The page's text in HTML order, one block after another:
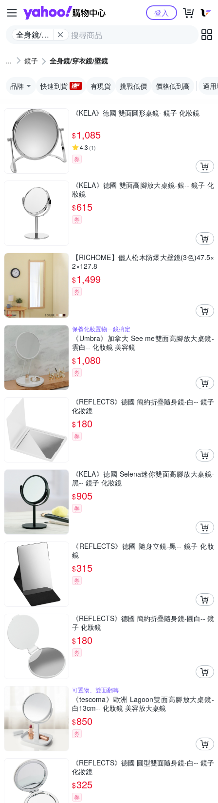
Yahoo購物中心
全身鏡/穿
登入
鏡子 全身鏡/穿衣鏡/壁鏡
品牌 快速到貨 有現貨 挑戰低價 價格低到高 適
《KELA》德國 雙面圓形桌鏡- 鏡子 化妝鏡
$1,085
4.3 (1)
券
《KELA》德國 雙面高腳放大桌鏡-銀-- 鏡子 化
妝鏡
$615
券
【RICHOME】儷人松木防爆大壁鏡(3色)47.5×
2×127.8
$1,499
券
保養化妝置物一鏡搞定
《Umbra》加拿大 See me雙面高腳放大桌鏡-
雲白-- 化妝鏡 美容鏡
$1,080
券
《REFLECTS》德國 簡約折疊隨身鏡-白-- 鏡子
化妝鏡
$180
券
《KELA》德國 Selena迷你雙面高腳放大桌鏡-
黑-- 鏡子 化妝鏡
$905
券
《REFLECTS》德國 隨身立鏡-黑-- 鏡子 化妝
鏡
$315
券
《REFLECTS》德國 簡約折疊隨身鏡-圓白-- 鏡
子 化妝鏡
$180
券
可置物、雙面翻轉
《tescoma》歐洲 Lagoon雙面高腳放大桌鏡-
白13cm-- 化妝鏡 美容放大桌鏡
$850
券
《REFLECTS》德國 圓型雙面隨身鏡-白-- 鏡子
化妝鏡
$325
券